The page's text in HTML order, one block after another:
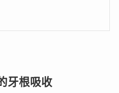
牙根吸收